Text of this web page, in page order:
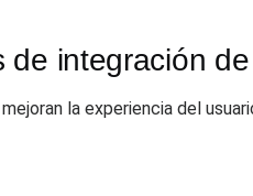
de integración
la experiencia del